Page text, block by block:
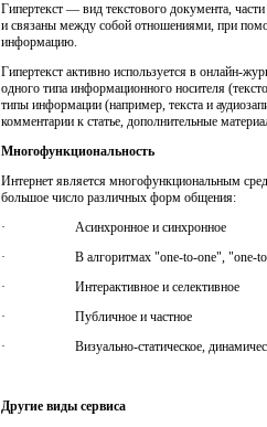
Гипертекст — вид текстового документа,
и связаны между собой отношениями, при
информацию.
Гипертекст активно используется в онлайн-
одного типа информационного носителя
типы информации (например, текста и
комментарии к статье, дополнительные
Многофункциональность
Интернет является многофункциональным
большое число различных форм общения:
· Асинхронное и синхронное
· В алгоритмах "one-to-one", "one-to-
· Интерактивное и селективное
· Публичное и частное
· Визуально-статическое,
Другие виды сервиса